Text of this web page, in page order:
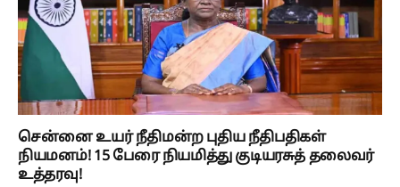
சென்னை உயர் நீதிமன்ற புதிய நீதிபதிகள்
நியமனம்! 15 பேரை நியமித்து குடியரசுத் தலைவர்
உத்தரவு!